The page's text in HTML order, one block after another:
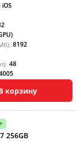
8192
48
корзину
256GB